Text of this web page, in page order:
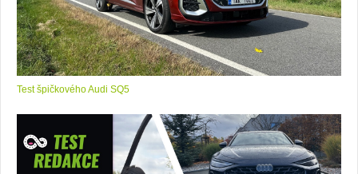
Test špičkového Audi SQ5